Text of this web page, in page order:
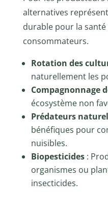
alternatives
durable pour la santé
consommateurs.
Rotation des
naturellement les
Compagnonnage
écosystème non
Prédateurs
bénéfiques pour
nuisibles.
Biopesticides:
organismes ou
insecticides.